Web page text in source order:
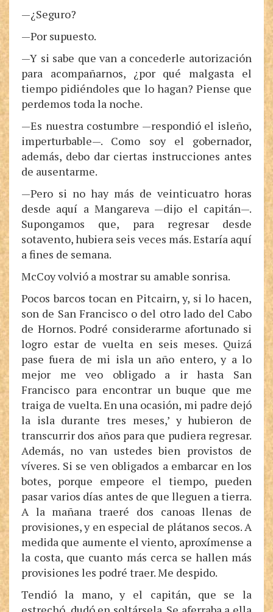
—¿Seguro?
—Por supuesto.
—Y si sabe que van a concederle autorización
para acompañarnos, ¿por qué malgasta el
tiempo pidiéndoles que lo hagan? Piense que
perdemos toda la noche.
—Es nuestra costumbre —respondió el isleño,
imperturbable—. Como soy el gobernador,
además, debo dar ciertas instrucciones antes
de ausentarme.
—Pero si no hay más de veinticuatro horas
desde aquí a Mangareva —dijo el capitán—.
Supongamos que, para regresar desde
sotavento, hubiera seis veces más. Estaría aquí
a fines de semana.
McCoy volvió a mostrar su amable sonrisa.
Pocos barcos tocan en Pitcairn, y, si lo hacen,
son de San Francisco o del otro lado del Cabo
de Hornos. Podré considerarme afortunado si
logro estar de vuelta en seis meses. Quizá
pase fuera de mi isla un año entero, y a lo
mejor me veo obligado a ir hasta San
Francisco para encontrar un buque que me
traiga de vuelta. En una ocasión, mi padre dejó
la isla durante tres meses,’ y hubieron de
transcurrir dos años para que pudiera regresar.
Además, no van ustedes bien provistos de
víveres. Si se ven obligados a embarcar en los
botes, porque empeore el tiempo, pueden
pasar varios días antes de que lleguen a tierra.
A la mañana traeré dos canoas llenas de
provisiones, y en especial de plátanos secos. A
medida que aumente el viento, aproxímense a
la costa, que cuanto más cerca se hallen más
provisiones les podré traer. Me despido.
Tendió la mano, y el capitán, que se la